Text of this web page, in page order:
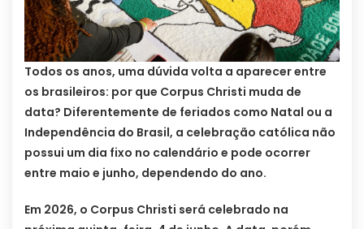
Todos os anos, uma dúvida volta a aparecer entre
os brasileiros: por que Corpus Christi muda de
data? Diferentemente de feriados como Natal ou a
Independência do Brasil, a celebração católica não
possui um dia fixo no calendário e pode ocorrer
entre maio e junho, dependendo do ano.
Em 2026, o Corpus Christi será celebrado na